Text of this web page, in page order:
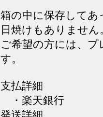
箱の中に保存してあ
日焼けもありません
ご希望の方には、
す。
支払詳細
・楽天銀行